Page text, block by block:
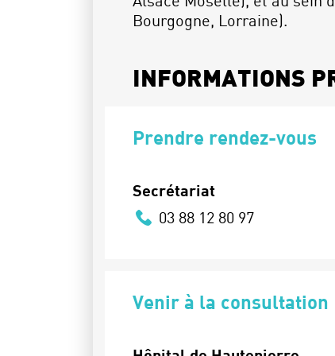
Bourgogne, Lorraine).
INFORMATIONS
Prendre rendez-vous
Secrétariat
03 88 12 80 97
Venir à la consultation